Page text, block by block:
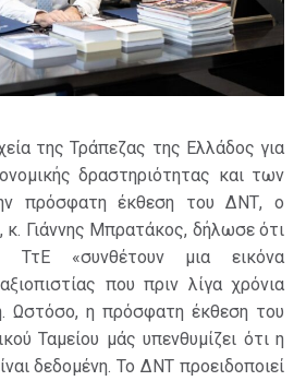
της Τράπεζας της Ελλάδος για
δραστηριότητας και των
πρόσφατη έκθεση του ΔΝΤ, ο
Γιάννης Μπρατάκος, δήλωσε ότι
ΤτΕ «συνθέτουν μια εικόνα
που πριν λίγα χρόνια
Ωστόσο, η πρόσφατη έκθεση του
Ταμείου μάς υπενθυμίζει ότι η
δεδομένη. Το ΔΝΤ προειδοποιεί